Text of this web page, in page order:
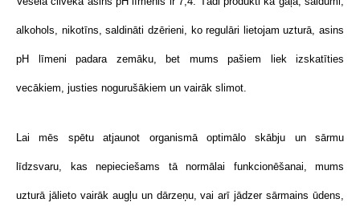
alkohols, nikotīns, saldināti dzērieni, ko regulāri lietojam uzturā, asins
pH līmeni padara zemāku, bet mums pašiem liek izskatīties
vecākiem, justies nogurušākiem un vairāk slimot.
Lai mēs spētu atjaunot organismā optimālo skābju un sārmu
līdzsvaru, kas nepieciešams tā normālai funkcionēšanai, mums
uzturā jālieto vairāk augļu un dārzeņu, vai arī jādzer sārmains ūdens,